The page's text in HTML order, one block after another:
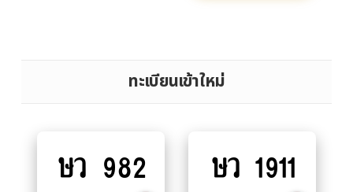
ทะเบียนเข้าใหม่
to
ษว 982
to
ษว 1911